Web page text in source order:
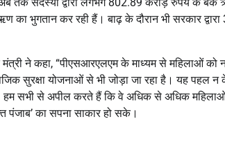
का भुगतान कर रही हैं। बाढ़ के दौरान भी सरकार
ने कहा, “पीएसआरएलएम के माध्यम से महिलाओं को
सुरक्षा योजनाओं से भी जोड़ा जा रहा है। यह पहल न
हम सभी से अपील करते हैं कि वे अधिक से अधिक
का सपना साकार हो सके।